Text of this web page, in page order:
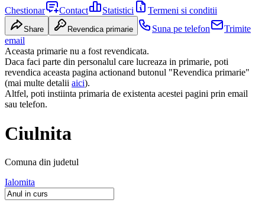
Chestionar
Contact Statistici Termeni si conditii
Share Revendica primarie Suna pe telefon
Trimite
email
Aceasta primarie nu a fost revendicata.
Daca faci parte din personalul care lucreaza in primarie, poti
revendica aceasta pagina actionand butonul "Revendica primarie"
(mai multe detalii aici).
Altfel, poti instiinta primaria de existenta acestei pagini prin email
sau telefon.
Ciulnita
Comuna din judetul
Ialomita